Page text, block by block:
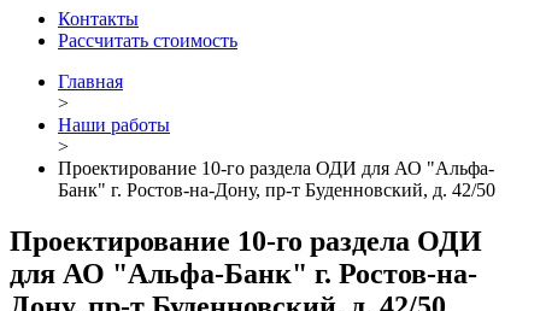
Контакты
Рассчитать стоимость
Главная
>
Наши работы
>
Проектирование 10-го раздела ОДИ для АО "Альфа-
Банк" г. Ростов-на-Дону, пр-т Буденновский, д. 42/50
Проектирование 10-го раздела ОДИ
для АО "Альфа-Банк" г. Ростов-на-